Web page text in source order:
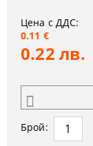
Цена с ДДС:
0.11 €
0.22 лв.
Брой: